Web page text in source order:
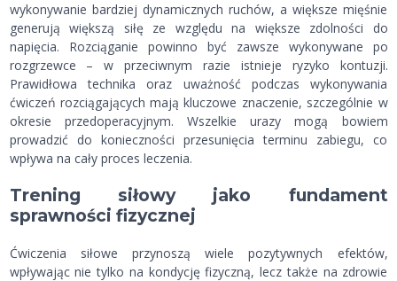
wykonywanie bardziej dynamicznych ruchów, a większe mięśnie
generują większą siłę ze względu na większe zdolności do
napięcia. Rozciąganie powinno być zawsze wykonywane po
rozgrzewce – w przeciwnym razie istnieje ryzyko kontuzji.
Prawidłowa technika oraz uważność podczas wykonywania
ćwiczeń rozciągających mają kluczowe znaczenie, szczególnie w
okresie przedoperacyjnym. Wszelkie urazy mogą bowiem
prowadzić do konieczności przesunięcia terminu zabiegu, co
wpływa na cały proces leczenia.
Trening siłowy jako fundament
sprawności fizycznej
Ćwiczenia siłowe przynoszą wiele pozytywnych efektów,
wpływając nie tylko na kondycję fizyczną, lecz także na zdrowie